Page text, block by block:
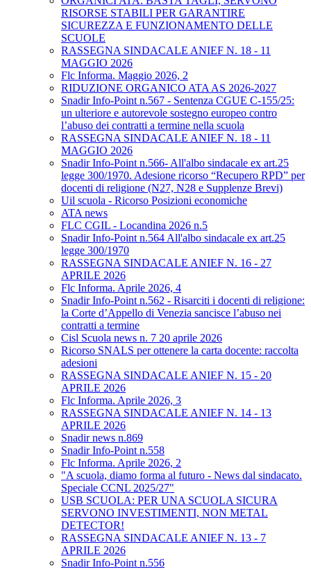
RISORSE STABILI PER GARANTIRE
SICUREZZA E FUNZIONAMENTO DELLE
SCUOLE
RASSEGNA SINDACALE ANIEF N. 18 - 11
MAGGIO 2026
Flc Informa. Maggio 2026, 2
RIDUZIONE ORGANICO ATA AS 2026-2027
Snadir Info-Point n.567 - Sentenza CGUE C‑155/25:
un ulteriore e autorevole sostegno europeo contro
l’abuso dei contratti a termine nella scuola
RASSEGNA SINDACALE ANIEF N. 18 - 11
MAGGIO 2026
Snadir Info-Point n.566- All'albo sindacale ex art.25
legge 300/1970. Adesione ricorso “Recupero RPD” per
docenti di religione (N27, N28 e Supplenze Brevi)
Uil scuola - Ricorso Posizioni economiche
ATA news
FLC CGIL - Locandina 2026 n.5
Snadir Info-Point n.564 All'albo sindacale ex art.25
legge 300/1970
RASSEGNA SINDACALE ANIEF N. 16 - 27
APRILE 2026
Flc Informa. Aprile 2026, 4
Snadir Info-Point n.562 - Risarciti i docenti di religione:
la Corte d’Appello di Venezia sancisce l’abuso nei
contratti a termine
Cisl Scuola news n. 7 20 aprile 2026
Ricorso SNALS per ottenere la carta docente: raccolta
adesioni
RASSEGNA SINDACALE ANIEF N. 15 - 20
APRILE 2026
Flc Informa. Aprile 2026, 3
RASSEGNA SINDACALE ANIEF N. 14 - 13
APRILE 2026
Snadir news n.869
Snadir Info-Point n.558
Flc Informa. Aprile 2026, 2
"A scuola, diamo forma al futuro - News dal sindacato.
Speciale CCNL 2025/27"
USB SCUOLA: PER UNA SCUOLA SICURA
SERVONO INVESTIMENTI, NON METAL
DETECTOR!
RASSEGNA SINDACALE ANIEF N. 13 - 7
APRILE 2026
Snadir Info-Point n.556